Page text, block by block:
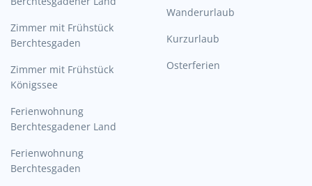
Zimmer mit Frühstück
Berchtesgaden
Zimmer mit Frühstück
Königssee
Ferienwohnung
Berchtesgadener Land
Ferienwohnung
Berchtesgaden
Wanderurlaub
Kurzurlaub
Osterferien